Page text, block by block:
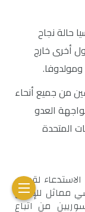
حالة نجاح
أخرى خارج
ومولدوفا.
من جميع أنحاء
العدو
المتحدة
لقوات
مماثل للإعلان
من اتباع